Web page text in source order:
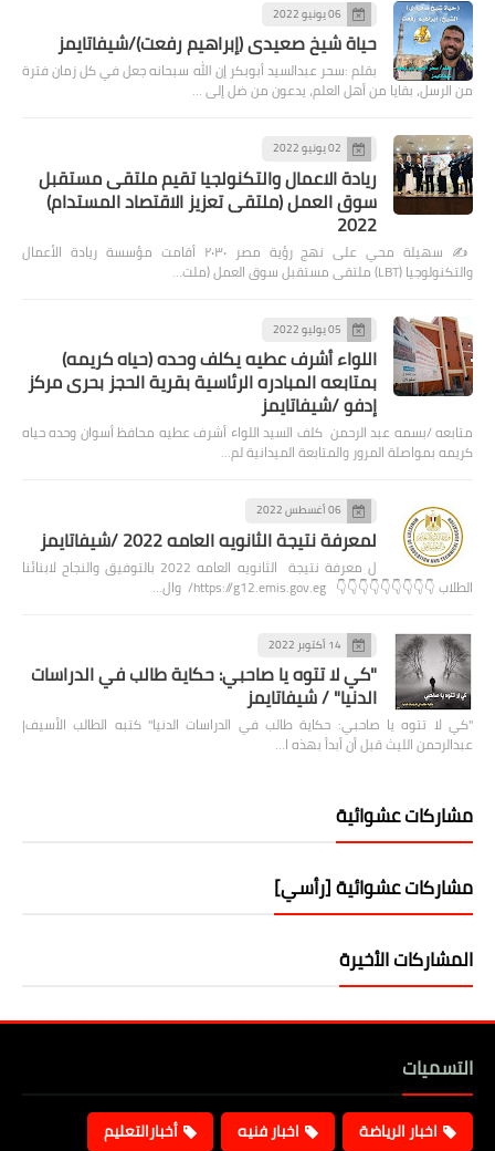
06 يونيو 2022
حياة شيخ صعيدى (إبراهيم رفعت)/شيفاتايمز
بقلم :سحر عبدالسيد أبوبكر إن الله سبحانه جعل في كل زمان فترة
من الرسل، بقايا من أهل العلم، يدعون من ضل إلى …
02 يونيو 2022
ريادة الاعمال والتكنولجيا تقيم ملتقى مستقبل
سوق العمل (ملتقى تعزيز الاقتصاد المستدام)
2022
✍️ سهيلة محي على نهج رؤية مصر ٢٠٣٠ أقامت مؤسسة ريادة الأعمال
والتكنولوجيا (LBT) ملتقى مستقبل سوق العمل (ملت…
05 يوليو 2022
اللواء أشرف عطيه يكلف وحده (حياه كريمه)
بمتابعه المبادره الرئاسية بقرية الحجز بحرى مركز
إدفو /شيفاتايمز
متابعه /بسمه عبد الرحمن كلف السيد اللواء أشرف عطيه محافظ أسوان وحده حياه
كريمه بمواصلة المرور والمتابعة الميدانية لم…
06 أغسطس 2022
لمعرفة نتيجة الثانويه العامه 2022 /شيفاتايمز
ل معرفة نتيجة الثانويه العامه 2022 بالتوفيق والنجاح لابنائنا
الطلاب 👇👇👇👇👇👇👇👇👇 https://g12.emis.gov.eg/ وال…
14 أكتوبر 2022
"كي لا تتوه يا صاحبي: حكاية طالب في الدراسات
الدنيا" / شيفاتايمز
"كي لا تتوه يا صاحبي: حكاية طالب في الدراسات الدنيا" كتبه الطالب الأسيف|
عبدالرحمن الليث قبل أن أبدأ بهذه ا…
مشاركات عشوائية
مشاركات عشوائية [رأسي]
المشاركات الأخيرة
التسميات
اخبار الرياضة اخبار فنيه
أخبارالتعليم